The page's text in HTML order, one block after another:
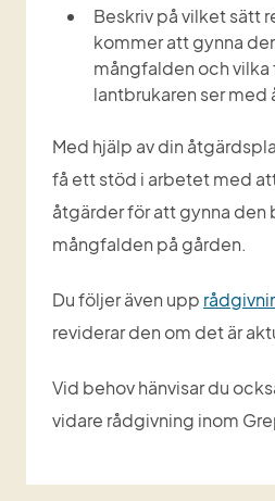
Beskriv på vilket sätt
kommer att gynna
mångfalden och
lantbrukaren ser med
Med hjälp av din
få ett stöd i arbetet med
åtgärder för att gynna den
mångfalden på gården.
Du följer även upp
reviderar den om det är
Vid behov hänvisar du
vidare rådgivning inom